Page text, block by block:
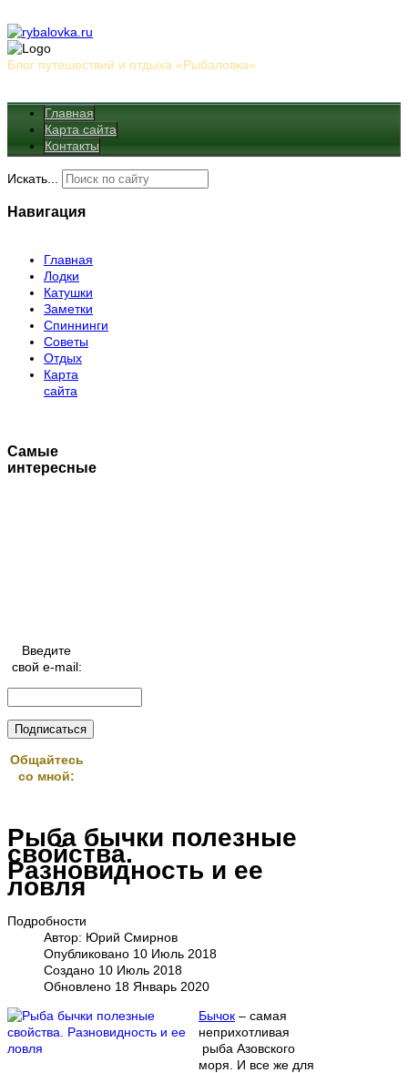
Блог путешествий и отдыха «Рыбаловка»
Главная
Карта сайта
Контакты
Искать...
Навигация
Главная
Лодки
Катушки
Заметки
Спиннинги
Советы
Отдых
Карта
сайта
Самые
интересные
Введите
свой e-mail:
Общайтесь
со мной:
Рыба бычки полезные
свойства.
Разновидность и ее
ловля
Подробности
Автор: Юрий Смирнов
Опубликовано 10 Июль 2018
Создано 10 Июль 2018
Обновлено 18 Январь 2020
Бычок – самая
неприхотливая
рыба Азовского
моря. И все же для